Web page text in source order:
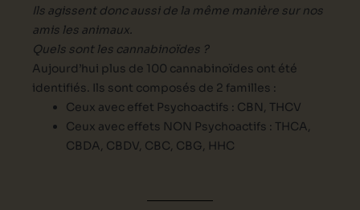
Ils agissent donc aussi de la même manière sur nos
amis les animaux.
Quels sont les cannabinoïdes ?
Aujourd’hui plus de 100 cannabinoïdes ont été
identifiés. Ils sont composés de 2 familles :
Ceux avec effet Psychoactifs : CBN, THCV
Ceux avec effets NON Psychoactifs : THCA,
CBDA, CBDV, CBC, CBG, HHC